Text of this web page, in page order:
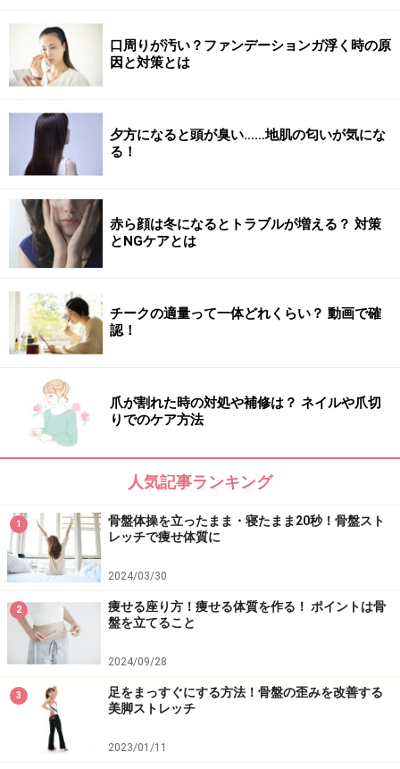
すストレッチをしました」
「全身の調整をしてもらいました。特に、体をぐいーっ
と伸ばしてもらうととてもスッキリします」
他にも、マッサージチェアや、ホットマット、遠赤外線
器具、低周波……。どの器具、手技も痛みを伴うことはあ
りませんから、安心してくださいね。
初めての整体院、選び方
そもそもみなさんは、なぜその整体院に通ったのでしょ
う？
「クーポンを配っていたので、行ってみようかなと思い
ました」
「あまりにも肩凝りが辛すぎて、家の近所にあった整体
院に飛び込みました」
「職場の方の紹介で腕の良い先生と聞いたので」
「知人の紹介です」
やはりなんといっても口コミが一番です。自分の症状に
合った整体院を選ぶには、施術を受けた経験がある人か
らの情報が一番わかりやすいのです。ただ、その人の体
にはピッタリでも、必ず自分にも合うとは言い切れませ
ん。整体師との相性も大切。事前にホームページなど
で、情報収集する事もオススメします。
そして、通い続ける事を考えると、少しでもお財布に優
しい方がうれしいですよね。でも、料金だけで決めるの
は考えもの。腕に自信がある整体師は技術の安売りはし
ないものです。ココ！と決めた整体院で長くお付き合い
口周りが汚い？ファンデーションガ浮く時の原
因と対策とは
夕方になると頭が臭い……地肌の匂いが気にな
る！
赤ら顔は冬になるとトラブルが増える？ 対策
とNGケアとは
チークの適量って一体どれくらい？ 動画で確
認！
爪が割れた時の対処や補修は？ ネイルや爪切
りでのケア方法
人気記事ランキング
1
骨盤体操を立ったまま・寝たまま20秒！骨盤スト
レッチで痩せ体質に
2024/03/30
2
痩せる座り方！痩せる体質を作る！ ポイントは骨
盤を立てること
2024/09/28
3
足をまっすぐにする方法！骨盤の歪みを改善する
美脚ストレッチ
2023/01/11